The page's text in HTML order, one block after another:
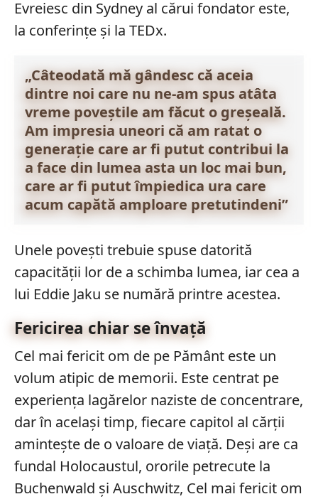
Evreiesc din Sydney al cărui fondator este,
la conferințe și la TEDx.
„Câteodată mă gândesc că aceia
dintre noi care nu ne-am spus atâta
vreme poveștile am făcut o greșeală.
Am impresia uneori că am ratat o
generație care ar fi putut contribui la
a face din lumea asta un loc mai bun,
care ar fi putut împiedica ura care
acum capătă amploare pretutindeni”
Unele povești trebuie spuse datorită
capacității lor de a schimba lumea, iar cea a
lui Eddie Jaku se numără printre acestea.
Fericirea chiar se învață
Cel mai fericit om de pe Pământ este un
volum atipic de memorii. Este centrat pe
experiența lagărelor naziste de concentrare,
dar în același timp, fiecare capitol al cărții
amintește de o valoare de viață. Deși are ca
fundal Holocaustul, ororile petrecute la
Buchenwald și Auschwitz, Cel mai fericit om